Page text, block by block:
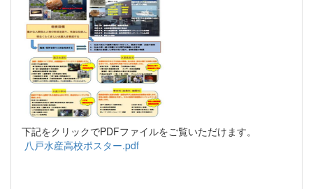
下記をクリックでPDFファイルをご覧いただけます。
八戸水産高校ポスター.pdf